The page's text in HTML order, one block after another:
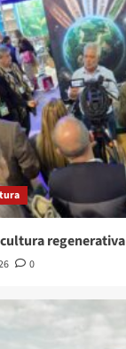
regenerativa
0